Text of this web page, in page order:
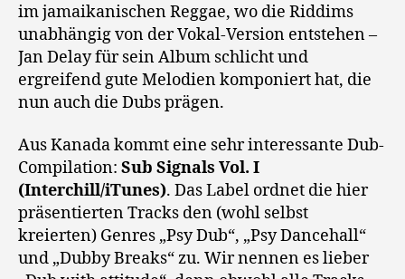
im jamaikanischen Reggae, wo die Riddims
unabhängig von der Vokal-Version entstehen –
Jan Delay für sein Album schlicht und
ergreifend gute Melodien komponiert hat, die
nun auch die Dubs prägen.
Aus Kanada kommt eine sehr interessante Dub-
Compilation: Sub Signals Vol. I
(Interchill/iTunes). Das Label ordnet die hier
präsentierten Tracks den (wohl selbst
kreierten) Genres „Psy Dub“, „Psy Dancehall“
und „Dubby Breaks“ zu. Wir nennen es lieber